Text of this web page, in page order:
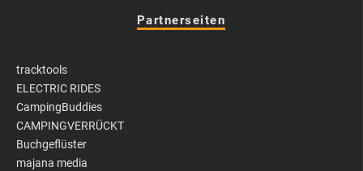
Partnerseiten
tracktools
ELECTRIC RIDES
CampingBuddies
CAMPINGVERRÜCKT
Buchgeflüster
majana media